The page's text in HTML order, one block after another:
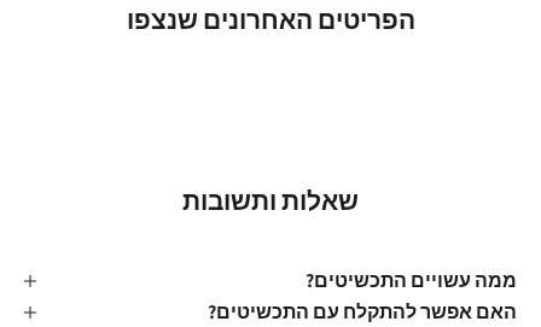
הפריטים האחרונים שנצפו
שאלות ותשובות
ממה עשויים התכשיטים?
האם אפשר להתקלח עם התכשיטים?